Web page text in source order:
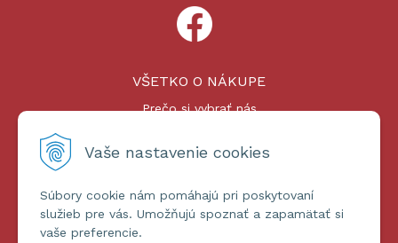
Vaše nastavenie cookies
Súbory cookie nám pomáhajú pri poskytovaní
služieb pre vás. Umožňujú spoznať a zapamätať si
vaše preferencie.
VŠETKO O NÁKUPE
Prečo si vybrať nás
Platby a doprava
ĎALŠIE INFORMÁCIE